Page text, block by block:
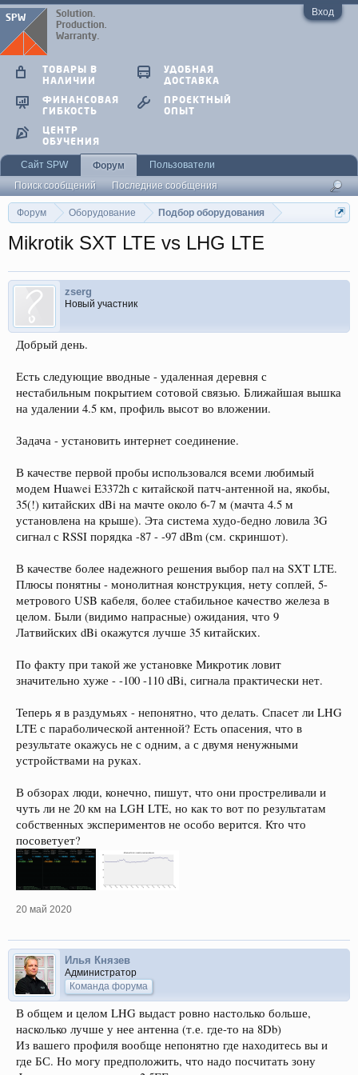
Вход
Форум Оборудование Подбор оборудования
Mikrotik SXT LTE vs LHG LTE
zserg
Новый участник
Добрый день.
Есть следующие вводные - удаленная деревня с
нестабильным покрытием сотовой связью. Ближайшая вышка
на удалении 4.5 км, профиль высот во вложении.
Задача - установить интернет соединение.
В качестве первой пробы использовался всеми любимый
модем Huawei E3372h с китайской патч-антенной на, якобы,
35(!) китайских dBi на мачте около 6-7 м (мачта 4.5 м
установлена на крыше). Эта система худо-бедно ловила 3G
сигнал с RSSI порядка -87 - -97 dBm (см. скриншот).
В качестве более надежного решения выбор пал на SXT LTE.
Плюсы понятны - монолитная конструкция, нету соплей, 5-
метрового USB кабеля, более стабильное качество железа в
целом. Были (видимо напрасные) ожидания, что 9
Латвийских dBi окажутся лучше 35 китайских.
По факту при такой же установке Микротик ловит
значительно хуже - -100 -110 dBi, сигнала практически нет.
Теперь я в раздумьях - непонятно, что делать. Спасет ли LHG
LTE с параболической антенной? Есть опасения, что в
результате окажусь не с одним, а с двумя ненужными
устройствами на руках.
В обзорах люди, конечно, пишут, что они простреливали и
чуть ли не 20 км на LGH LTE, но как то вот по результатам
собственных экспериментов не особо верится. Кто что
посоветует?
20 май 2020
Илья Князев
Администратор
Команда форума
В общем и целом LHG выдаст ровно настолько больше,
насколько лучше у нее антенна (т.е. где-то на 8Db)
Из вашего профиля вообще непонятно где находитесь вы и
где БС. Но могу предположить, что надо посчитать зону
ТОВАРЫ В
НАЛИЧИИ
УДОБНАЯ
ДОСТАВКА
ФИНАНСОВАЯ
ГИБКОСТЬ
ПРОЕКТНЫЙ
ОПЫТ
ЦЕНТР
ОБУЧЕНИЯ
Сайт SPW
Форум
Поиск сообщений
Последние сообщения
Пользователи